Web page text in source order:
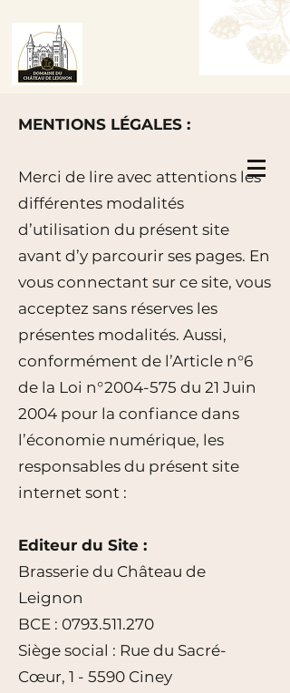
Réservez une chambre
MENTIONS LÉGALES :
Merci de lire avec attentions les
différentes modalités
d’utilisation du présent site
avant d’y parcourir ses pages. En
vous connectant sur ce site, vous
acceptez sans réserves les
présentes modalités. Aussi,
conformément de l’Article n°6
de la Loi n°2004-575 du 21 Juin
2004 pour la confiance dans
l’économie numérique, les
responsables du présent site
internet sont :
Editeur du Site :
Brasserie du Château de
Leignon
BCE : 0793.511.270
Siège social : Rue du Sacré-
Cœur, 1 - 5590 Ciney